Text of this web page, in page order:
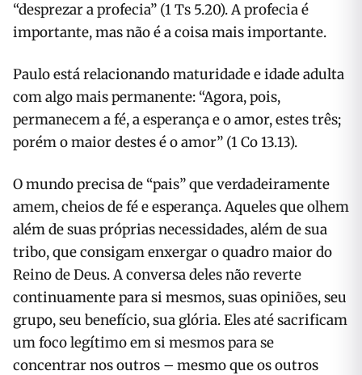
“desprezar a profecia” (1 Ts 5.20). A profecia é
importante, mas não é a coisa mais importante.
Paulo está relacionando maturidade e idade adulta
com algo mais permanente: “Agora, pois,
permanecem a fé, a esperança e o amor, estes três;
porém o maior destes é o amor” (1 Co 13.13).
O mundo precisa de “pais” que verdadeiramente
amem, cheios de fé e esperança. Aqueles que olhem
além de suas próprias necessidades, além de sua
tribo, que consigam enxergar o quadro maior do
Reino de Deus. A conversa deles não reverte
continuamente para si mesmos, suas opiniões, seu
grupo, seu benefício, sua glória. Eles até sacrificam
um foco legítimo em si mesmos para se
concentrar nos outros – mesmo que os outros